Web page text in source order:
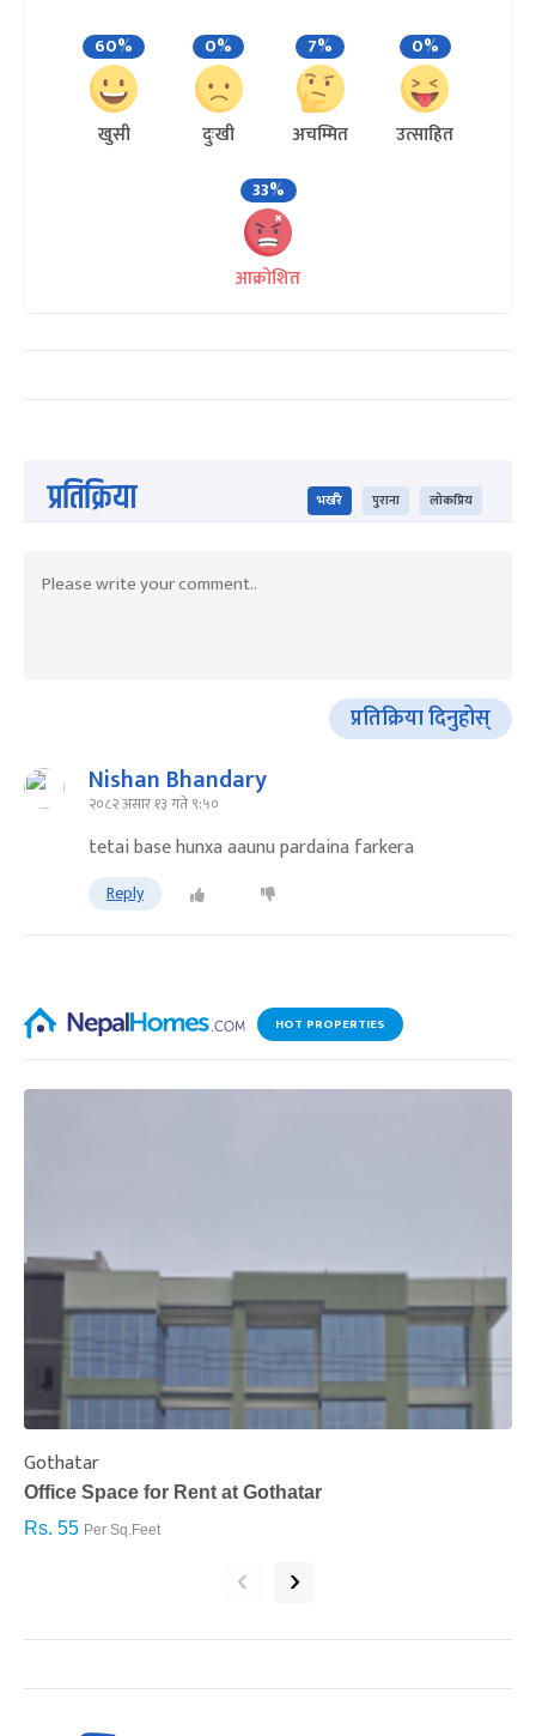
60%
खुसी
0%
दुःखी
7%
अचम्मित
0%
उत्साहित
33%
आक्रोशित
प्रतिक्रिया भर्खरै पुराना लोकप्रिय
प्रतिक्रिया दिनुहोस्
Nishan Bhandary
२०८२ असार १३ गते ९:५०
tetai base hunxa aaunu pardaina farkera
Reply
HOT PROPERTIES
Gothatar
Office Space for Rent at Gothatar
Rs. 55 Per Sq.Feet
‹ ›